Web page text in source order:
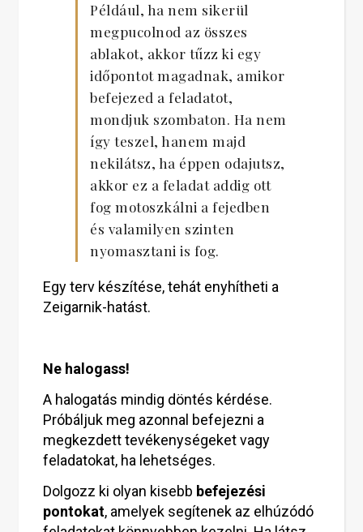
Például, ha nem sikerül
megpucolnod az összes
ablakot, akkor tűzz ki egy
időpontot magadnak, amikor
befejezed a feladatot,
mondjuk szombaton. Ha nem
így teszel, hanem majd
nekilátsz, ha éppen odajutsz,
akkor ez a feladat addig ott
fog motoszkálni a fejedben
és valamilyen szinten
nyomasztani is fog.
Egy terv készítése, tehát enyhítheti a
Zeigarnik-hatást.
Ne halogass!
A halogatás mindig döntés kérdése.
Próbáljuk meg azonnal befejezni a
megkezdett tevékenységeket vagy
feladatokat, ha lehetséges.
Dolgozz ki olyan kisebb befejezési
pontokat, amelyek segítenek az elhúzódó